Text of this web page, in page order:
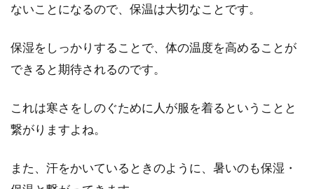
多くいらっしゃることでしょう。なかには、汗
ればきれいに除去できる？
目的にも印象はよくありません。洗顔料などで
ないことになるので、保温は大切なことです。
保湿をしっかりすることで、体の温度を高めることが
できると期待されるのです。
これは寒さをしのぐために人が服を着るということと
繋がりますよね。
また、汗をかいているときのように、暑いのも保湿・